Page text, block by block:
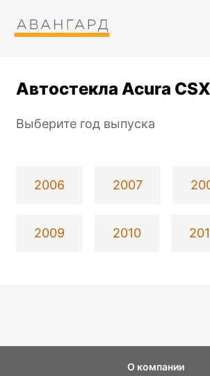
Автостекла Acura CSX
Выберите год выпуска
2006 2007
2009 2010
О компании